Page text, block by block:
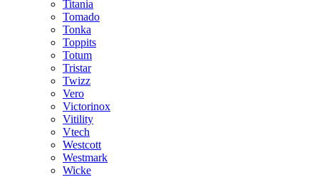
Titania
Tomado
Tonka
Toppits
Totum
Tristar
Twizz
Vero
Victorinox
Vitility
Vtech
Westcott
Westmark
Wicke